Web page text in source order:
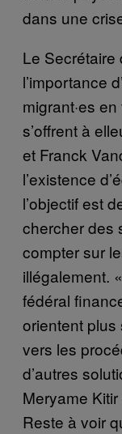
dans une
Le Secrétaire
l’importance
migrant·es
s’offrent à
et Franck
l’existence
l’objectif est
chercher des
compter sur
illégalement.
fédéral
orientent
vers les
d’autres
Meryame
Reste à voir